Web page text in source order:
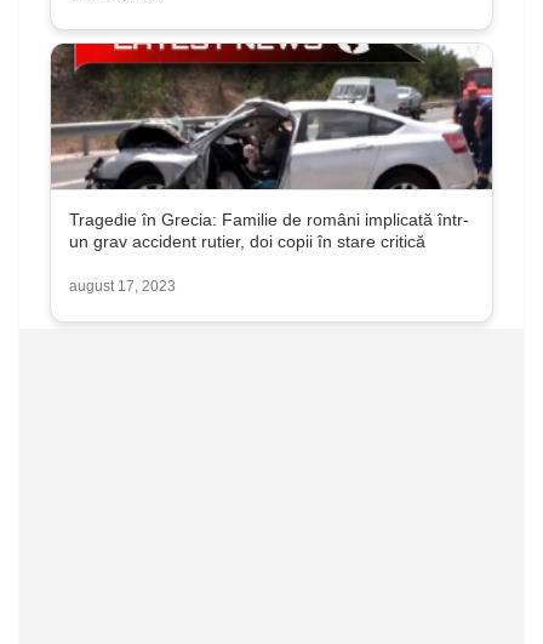
Tragedie în Grecia: Familie de români implicată într-
un grav accident rutier, doi copii în stare critică
august 17, 2023